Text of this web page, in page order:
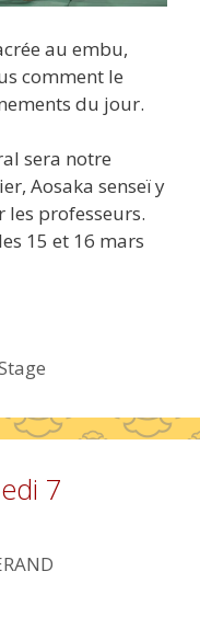
au embu,
comment le
du jour.
sera notre
Aosaka senseï y
professeurs.
15 et 16 mars
7